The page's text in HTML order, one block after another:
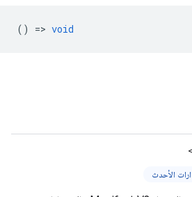
() => void